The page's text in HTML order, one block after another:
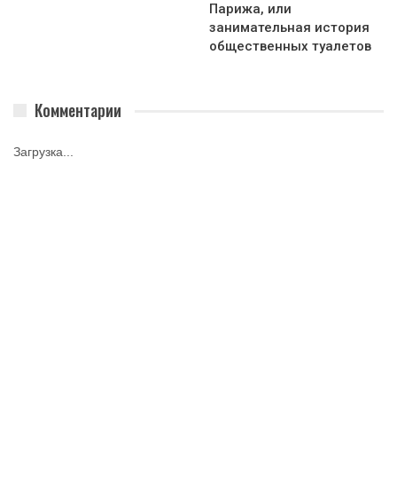
Парижа, или
занимательная история
общественных туалетов
Комментарии
Загрузка...